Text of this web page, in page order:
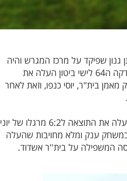
האדומים השתנה מקצה לקצה וההתקפות של אשדוד הפכו לבליץ' של ממש. בדקה ה- 57 נתן גנון שפיקד על מרכז המגרש והיה
אחראי כמעט לכל מהלך מוצלח במשחק העלה את האדומים ל2:4 ויצא לריצת חגיגות עם הקהל האדום. בדקה ה64 לישי ביטון העלה את
המהיר של האדומים. בדקה ה72 של המשחק הורחק מאמן בית"ר, יוסי כנפו, וזאת לאחר
אכן בדקה ה-77, ביצע שחקן בית''ר עבירה אגרסיבית ומסוכנת מאוד ברחבה ופנדל לזכות האדומים שבא והעלה את התוצאה ל6:2 מרגלו של יוני
ענק ומלא מחויבות שהעלה
התבוסה המשפילה על בית''ר אשדוד.